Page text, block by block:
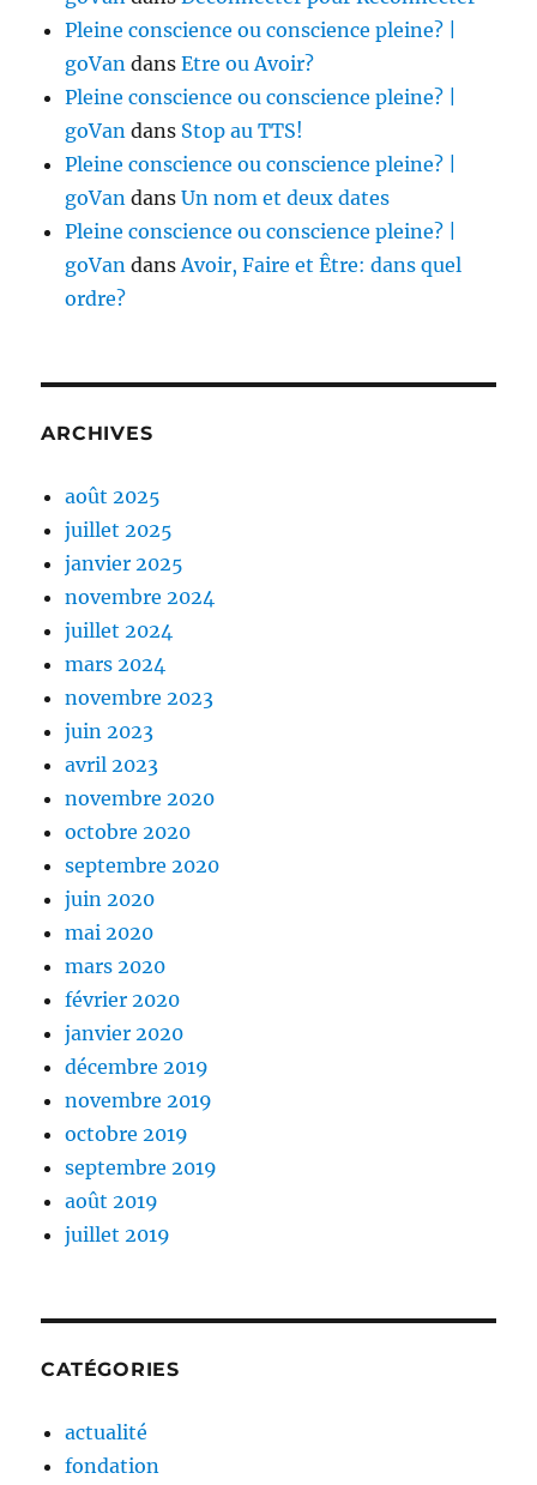
Pleine conscience ou conscience pleine? |
goVan dansEtre ou Avoir?
Pleine conscience ou conscience pleine? |
goVan dans Stop au TTS!
Pleine conscience ou conscience pleine? |
goVan dansUn nom et deux dates
Pleine conscience ou conscience pleine? |
goVan dans Avoir, Faire et Être: dans quel
ordre?
ARCHIVES
août 2025
juillet 2025
janvier 2025
novembre 2024
juillet 2024
mars 2024
novembre 2023
juin 2023
avril 2023
novembre 2020
octobre 2020
septembre 2020
juin 2020
mai 2020
mars 2020
février 2020
janvier 2020
décembre 2019
novembre 2019
octobre 2019
septembre 2019
août 2019
juillet 2019
CATÉGORIES
actualité
fondation